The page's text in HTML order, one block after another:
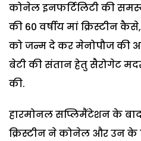
कोनेल इनफर्टिलिटी की
की 60 वर्षीय मां क्रिस्टीन
को जन्म दे कर मेनोपौज की
बेटी की संतान हेतु सैरोगेट
की.
हारमोनल सप्लिमैंटेशन के
क्रिस्टीन ने कोनेल और उन के